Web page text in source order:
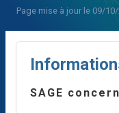
Page mise à jour le 09/
SAGE